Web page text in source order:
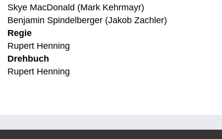
Skye MacDonald (Mark Kehrmayr)
Benjamin Spindelberger (Jakob Zachler)
Regie
Rupert Henning
Drehbuch
Rupert Henning